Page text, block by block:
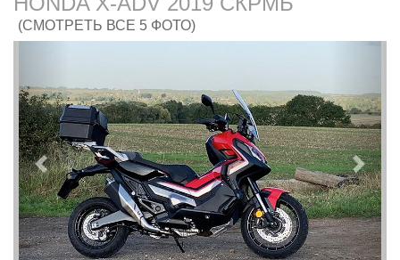
(СМОТРЕТЬ ВСЕ 5 ФОТО)
Предыдущий